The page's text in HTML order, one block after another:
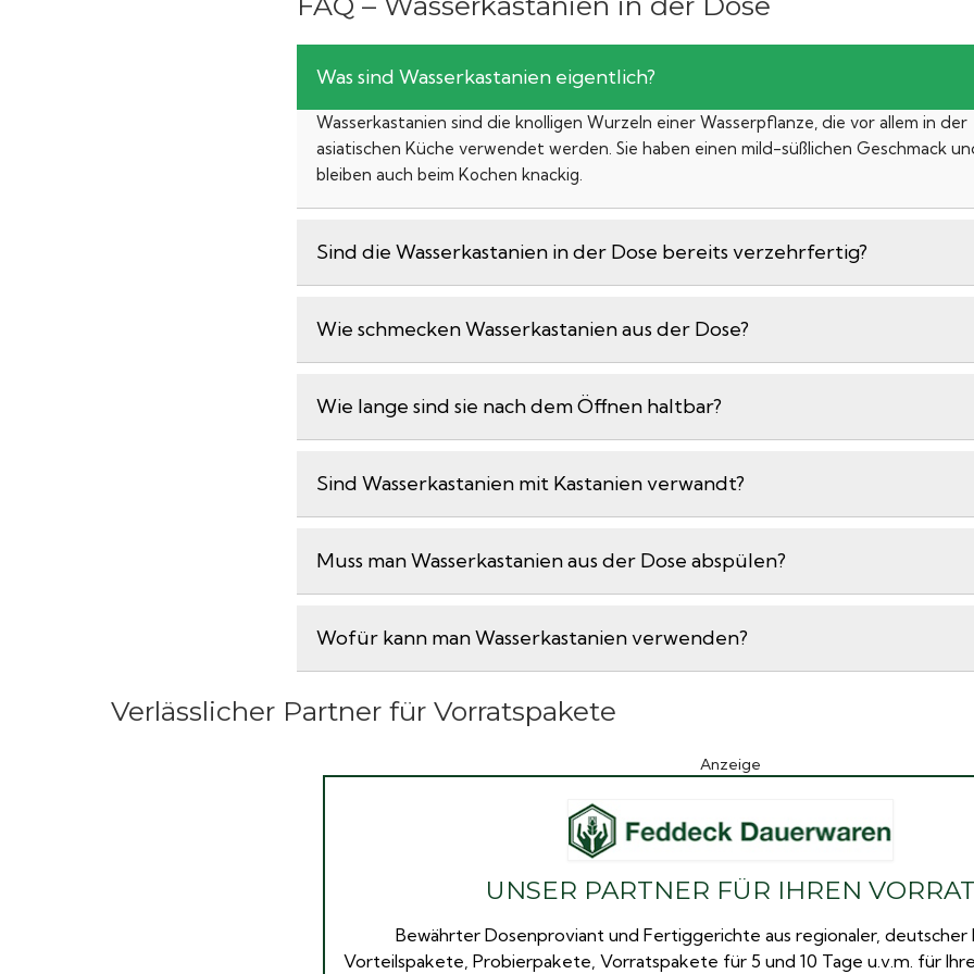
Was sind Wasserkastanien eigentlich?
Wasserkastanien sind die knolligen Wurzeln einer Wasserpflanze, die vor allem in der
asiatischen Küche verwendet werden. Sie haben einen mild-süßlichen Geschmack
bleiben auch beim Kochen knackig.
Sind die Wasserkastanien in der Dose bereits verzehrfertig?
Wie schmecken Wasserkastanien aus der Dose?
Wie lange sind sie nach dem Öffnen haltbar?
Sind Wasserkastanien mit Kastanien verwandt?
Muss man Wasserkastanien aus der Dose abspülen?
Wofür kann man Wasserkastanien verwenden?
Verlässlicher Partner für Vorratspakete
Anzeige
UNSER PARTNER FÜR IHREN
Bewährter Dosenproviant und Fertiggerichte aus regionaler, deutscher
Vorteilspakete, Probierpakete, Vorratspakete für 5 und 10 Tage u.v.m. für